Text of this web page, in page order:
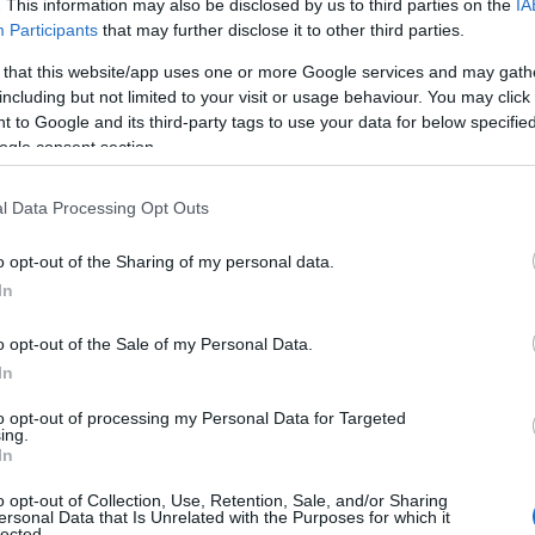
This information may also be disclosed by us to third parties on the
Participants that may further disclose it to other third parties.
that this website/app uses one or more Google services and may
but not limited to your visit or usage behaviour. You may
to Google and its third-party tags to use your data for below
consent section.
Data Processing Opt Outs
opt-out of the Sharing of my personal data.
opt-out of the Sale of my Personal Data.
opt-out of processing my Personal Data for Targeted
opt-out of Collection, Use, Retention, Sale, and/or Sharing
Data that Is Unrelated with the Purposes for which it